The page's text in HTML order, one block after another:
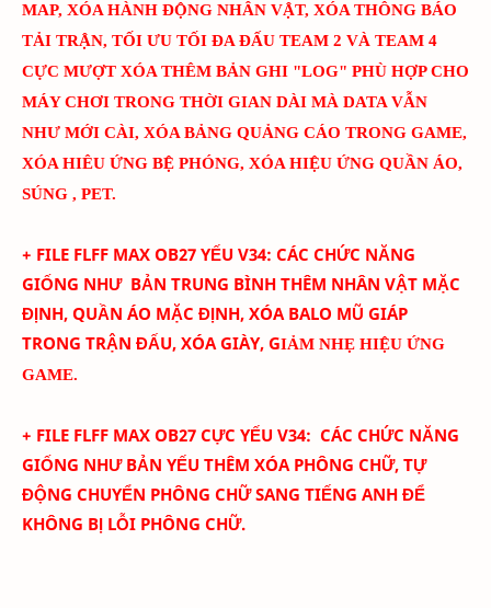
MAP, XÓA HÀNH ĐỘNG NHÂN VẬT, XÓA THÔNG BÁO
TẢI TRẬN, TỐI ƯU TỐI ĐA ĐẤU TEAM 2 VÀ TEAM 4
CỰC MƯỢT XÓA THÊM BẢN GHI "LOG" PHÙ HỢP CHO
MÁY CHƠI TRONG THỜI GIAN DÀI MÀ DATA VẪN
NHƯ MỚI CÀI, XÓA BẢNG QUẢNG CÁO TRONG GAME,
XÓA HIÊU ỨNG BỆ PHÓNG, XÓA HIỆU ỨNG QUẦN ÁO,
SÚNG , PET.
+ FILE FLFF MAX OB27 YẾU V34: CÁC CHỨC NĂNG
GIỐNG NHƯ BẢN TRUNG BÌNH THÊM NHÂN VẬT MẶC
ĐỊNH, QUẦN ÁO MẶC ĐỊNH, XÓA BALO MŨ GIÁP
TRONG TRẬN ĐẤU, XÓA GIÀY, GIẢM NHẸ HIỆU ỨNG
GAME.
+ FILE FLFF MAX OB27 CỰC YẾU V34: CÁC CHỨC NĂNG
GIỐNG NHƯ BẢN YẾU THÊM XÓA PHÔNG CHỮ, TỰ
ĐỘNG CHUYỂN PHÔNG CHỮ SANG TIẾNG ANH ĐỂ
KHÔNG BỊ LỖI PHÔNG CHỮ.